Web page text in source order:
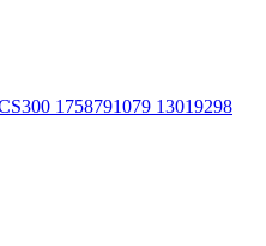
1758791079 13019298